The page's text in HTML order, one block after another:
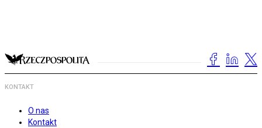
KONTAKT
O nas
Kontakt